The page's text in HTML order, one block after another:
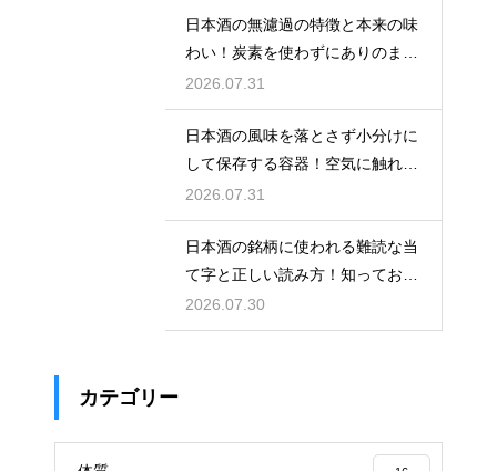
日本酒の無濾過の特徴と本来の味
わい！炭素を使わずにありのまま
を楽しむ
2026.07.31
日本酒の風味を落とさず小分けに
して保存する容器！空気に触れさ
せない
2026.07.31
日本酒の銘柄に使われる難読な当
て字と正しい読み方！知っておき
たい銘酒
2026.07.30
カテゴリー